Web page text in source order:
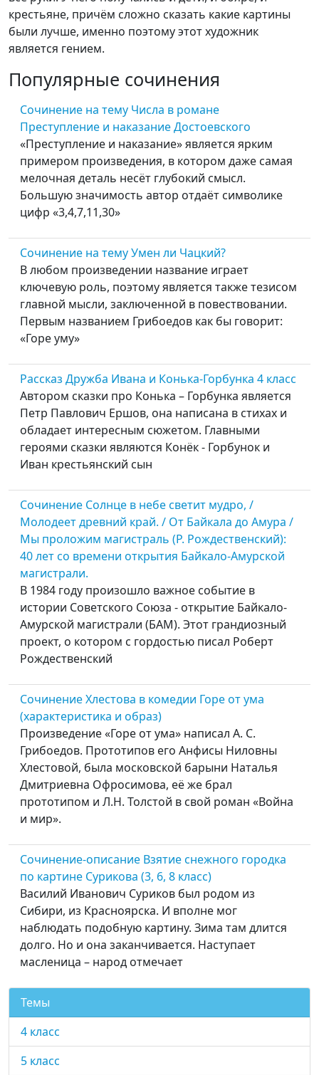
крестьяне, причём сложно сказать какие картины
были лучше, именно поэтому этот художник
является гением.
Популярные сочинения
Сочинение на тему Числа в романе
Преступление и наказание Достоевского
«Преступление и наказание» является ярким
примером произведения, в котором даже самая
мелочная деталь несёт глубокий смысл.
Большую значимость автор отдаёт символике
цифр «3,4,7,11,30»
Сочинение на тему Умен ли Чацкий?
В любом произведении название играет
ключевую роль, поэтому является также тезисом
главной мысли, заключенной в повествовании.
Первым названием Грибоедов как бы говорит:
«Горе уму»
Рассказ Дружба Ивана и Конька-Горбунка 4 класс
Автором сказки про Конька – Горбунка является
Петр Павлович Ершов, она написана в стихах и
обладает интересным сюжетом. Главными
героями сказки являются Конёк - Горбунок и
Иван крестьянский сын
Сочинение Солнце в небе светит мудро, /
Молодеет древний край. / От Байкала до Амура /
Мы проложим магистраль (Р. Рождественский):
40 лет со времени открытия Байкало-Амурской
магистрали.
В 1984 году произошло важное событие в
истории Советского Союза - открытие Байкало-
Амурской магистрали (БАМ). Этот грандиозный
проект, о котором с гордостью писал Роберт
Рождественский
Сочинение Хлестова в комедии Горе от ума
(характеристика и образ)
Произведение «Горе от ума» написал А. С.
Грибоедов. Прототипов его Анфисы Ниловны
Хлестовой, была московской барыни Наталья
Дмитриевна Офросимова, её же брал
прототипом и Л.Н. Толстой в свой роман «Война
и мир».
Сочинение-описание Взятие снежного городка
по картине Сурикова (3, 6, 8 класс)
Василий Иванович Суриков был родом из
Сибири, из Красноярска. И вполне мог
наблюдать подобную картину. Зима там длится
долго. Но и она заканчивается. Наступает
масленица – народ отмечает
Темы
4 класс
5 класс